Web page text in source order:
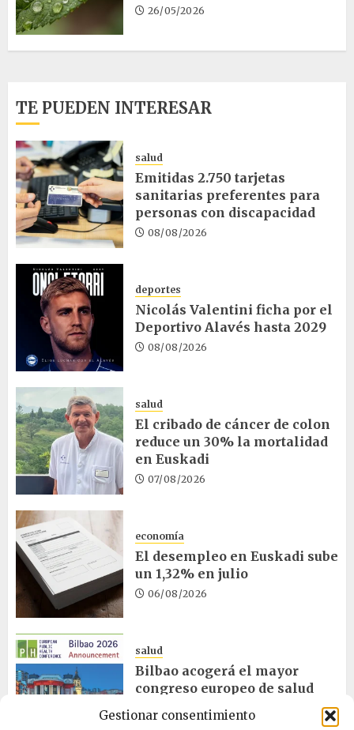
Gestionar consentimiento
26/05/2026
TE PUEDEN INTERESAR
salud
Emitidas 2.750 tarjetas
sanitarias preferentes para
personas con discapacidad
08/08/2026
deportes
Nicolás Valentini ficha por el
Deportivo Alavés hasta 2029
08/08/2026
salud
El cribado de cáncer de colon
reduce un 30% la mortalidad
en Euskadi
07/08/2026
economía
El desempleo en Euskadi sube
un 1,32% en julio
06/08/2026
salud
Bilbao acogerá el mayor
congreso europeo de salud
pública en noviembre